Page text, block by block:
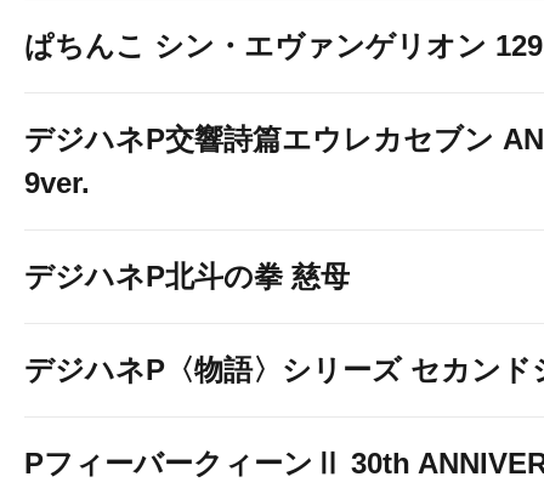
ぱちんこ シン・エヴァンゲリオン
デジハネP交響詩篇エウレカセブン
9ver.
デジハネP北斗の拳 慈母
デジハネP〈物語〉シリーズ セカンド
PフィーバークィーンⅡ 30th